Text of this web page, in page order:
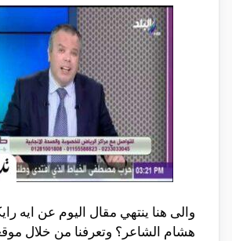
والى هنا ينتهي مقال اليوم عن ايه
هشام الشاعر؟ وتعرفنا من خلال